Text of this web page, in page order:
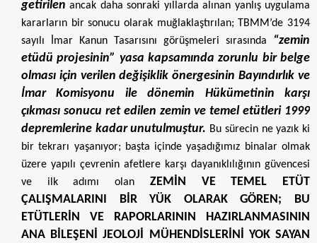
getirilen ancak daha sonraki yıllarda alınan yanlış uygulama
kararların bir sonucu olarak muğlaklaştırılan; TBMM’de 3194
sayılı İmar Kanun Tasarısını görüşmeleri sırasında
“zemin
etüdü projesinin” yasa kapsamında zorunlu bir belge
olması için verilen değişiklik önergesinin Bayındırlık ve
İmar Komisyonu ile dönemin Hükümetinin karşı
çıkması sonucu ret edilen zemin ve temel etütleri 1999
depremlerine kadar unutulmuştur. Bu sürecin ne yazık ki
bir tekrarı yaşanıyor; başta içinde yaşadığımız binalar olmak
üzere yapılı çevrenin afetlere karşı dayanıklılığının güvencesi
ve ilk adımı olan ZEMİN VE TEMEL ETÜT
ÇALIŞMALARINI BİR YÜK OLARAK GÖREN; BU
ETÜTLERİN VE RAPORLARININ HAZIRLANMASININ
ANA BİLEŞENİ JEOLOJİ MÜHENDİSLERİNİ YOK SAYAN